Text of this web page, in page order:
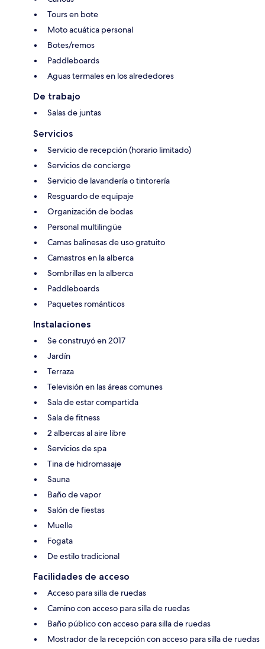
Tours en bote
Moto acuática personal
Botes/remos
Paddleboards
Aguas termales en los alrededores
De trabajo
Salas de juntas
Servicios
Servicio de recepción (horario limitado)
Servicios de concierge
Servicio de lavandería o tintorería
Resguardo de equipaje
Organización de bodas
Personal multilingüe
Camas balinesas de uso gratuito
Camastros en la alberca
Sombrillas en la alberca
Paddleboards
Paquetes románticos
Instalaciones
Se construyó en 2017
Jardín
Terraza
Televisión en las áreas comunes
Sala de estar compartida
Sala de fitness
2 albercas al aire libre
Servicios de spa
Tina de hidromasaje
Sauna
Baño de vapor
Salón de fiestas
Muelle
Fogata
De estilo tradicional
Facilidades de acceso
Acceso para silla de ruedas
Camino con acceso para silla de ruedas
Baño público con acceso para silla de ruedas
Mostrador de la recepción con acceso para silla de ruedas